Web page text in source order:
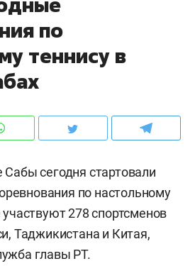
по
теннису в
сегодня стартовали
по настольному
участвуют 278 спортсменов
Таджикистана и Китая,
главы РТ.